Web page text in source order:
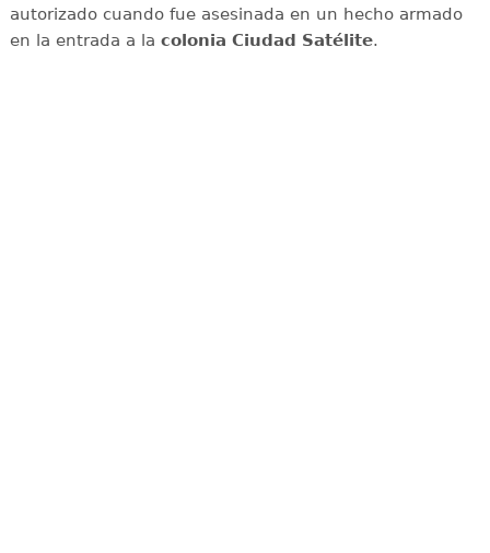
autorizado cuando fue asesinada en un hecho armado
en la entrada a la colonia Ciudad Satélite.